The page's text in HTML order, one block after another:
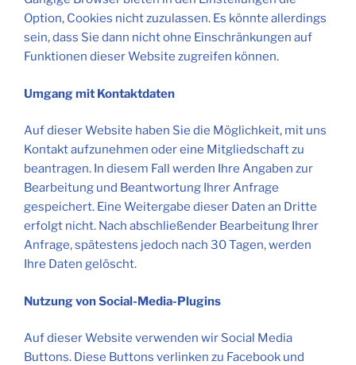
Option, Cookies nicht zuzulassen. Es könnte allerdings
sein, dass Sie dann nicht ohne Einschränkungen auf
Funktionen dieser Website zugreifen können.
Umgang mit Kontaktdaten
Auf dieser Website haben Sie die Möglichkeit, mit uns
Kontakt aufzunehmen oder eine Mitgliedschaft zu
beantragen. In diesem Fall werden Ihre Angaben zur
Bearbeitung und Beantwortung Ihrer Anfrage
gespeichert. Eine Weitergabe dieser Daten an Dritte
erfolgt nicht. Nach abschließender Bearbeitung Ihrer
Anfrage, spätestens jedoch nach 30 Tagen, werden
Ihre Daten gelöscht.
Nutzung von Social-Media-Plugins
Auf dieser Website verwenden wir Social Media
Buttons. Diese Buttons verlinken zu Facebook und